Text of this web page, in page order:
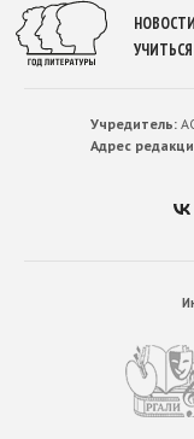
НОВОСТИ
УЧИТЬСЯ
Учредитель:
Адрес